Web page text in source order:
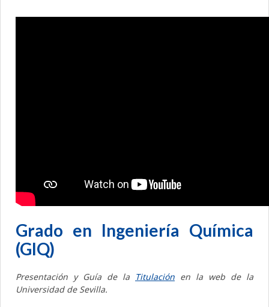
Grado en Ingeniería Química
(GIQ)
Presentación y Guía de la Titulación en la web de la
Universidad de Sevilla.